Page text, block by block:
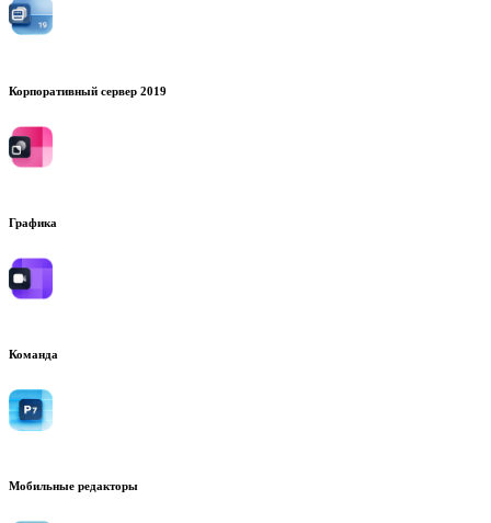
Корпоративный сервер 2019
Графика
Команда
Мобильные редакторы